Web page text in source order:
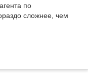
по
сложнее, чем